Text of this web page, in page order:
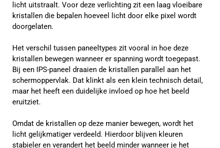
licht uitstraalt. Voor deze verlichting zit een laag vloeibare
kristallen die bepalen hoeveel licht door elke pixel wordt
doorgelaten.
Het verschil tussen paneeltypes zit vooral in hoe deze
kristallen bewegen wanneer er spanning wordt toegepast.
Bij een IPS-paneel draaien de kristallen parallel aan het
schermoppervlak. Dat klinkt als een klein technisch detail,
maar het heeft een duidelijke invloed op hoe het beeld
eruitziet.
Omdat de kristallen op deze manier bewegen, wordt het
licht gelijkmatiger verdeeld. Hierdoor blijven kleuren
stabieler en verandert het beeld minder wanneer je het